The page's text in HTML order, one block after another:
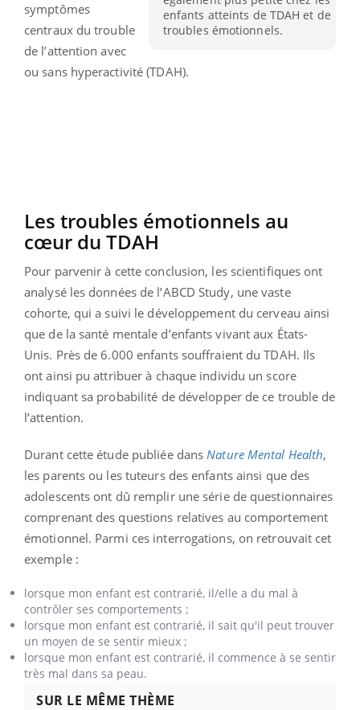
enfants atteints de TDAH et de
troubles émotionnels.
symptômes
centraux du trouble
de l’attention avec
ou sans hyperactivité (TDAH).
Les troubles émotionnels au
cœur du TDAH
Pour parvenir à cette conclusion, les scientifiques ont
analysé les données de l’ABCD Study, une vaste
cohorte, qui a suivi le développement du cerveau ainsi
que de la santé mentale d’enfants vivant aux États-
Unis. Près de 6.000 enfants souffraient du TDAH. Ils
ont ainsi pu attribuer à chaque individu un score
indiquant sa probabilité de développer de ce trouble de
l’attention.
Durant cette étude publiée dans Nature Mental Health,
les parents ou les tuteurs des enfants ainsi que des
adolescents ont dû remplir une série de questionnaires
comprenant des questions relatives au comportement
émotionnel. Parmi ces interrogations, on retrouvait cet
exemple :
lorsque mon enfant est contrarié, il/elle a du mal à
contrôler ses comportements ;
lorsque mon enfant est contrarié, il sait qu'il peut trouver
un moyen de se sentir mieux ;
lorsque mon enfant est contrarié, il commence à se sentir
très mal dans sa peau.
SUR LE MÊME THÈME